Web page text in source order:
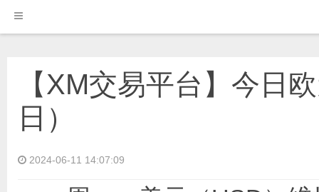
【XM交易平台】今日
日）
2024-06-11 14:07:09